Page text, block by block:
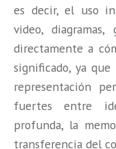
es decir, el uso
video, diagramas,
directamente a
significado, ya
representación
fuertes entre
profunda, la
transferencia del